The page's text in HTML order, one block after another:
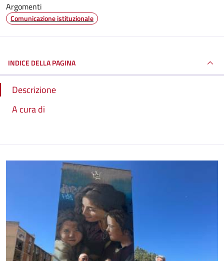
Argomenti
Comunicazione istituzionale
INDICE DELLA PAGINA
Descrizione
A cura di